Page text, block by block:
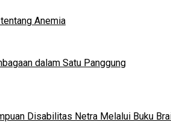
Anemia
dalam Satu Panggung
Disabilitas Netra Melalui Buku